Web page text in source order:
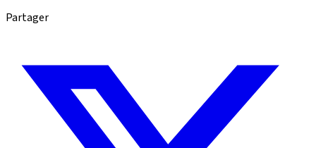
Partager